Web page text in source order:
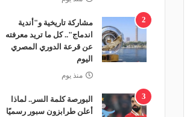
2
مشاركة تاريخية و"أندية
اندماج".. كل ما تريد معرفته
عن قرعة الدوري المصري
اليوم
منذ يوم
3
البورصة كلمة السر.. لماذا
أعلن طرابزون سبور رسميًا